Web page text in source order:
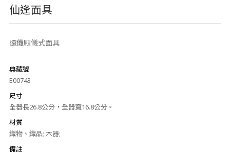
仙逢面具
還儺願儀式面具
典藏號
E00743
尺寸
全器長26.8公分，全器寬16.8公分。
材質
織物、織品; 木器;
備註